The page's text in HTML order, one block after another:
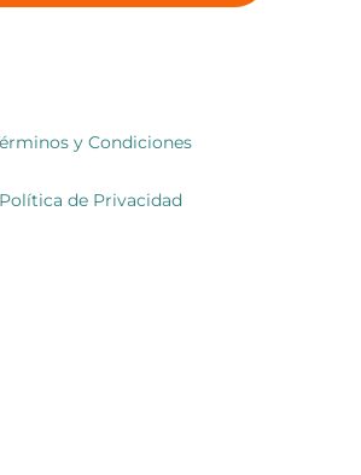
y Condiciones
Política de Privacidad